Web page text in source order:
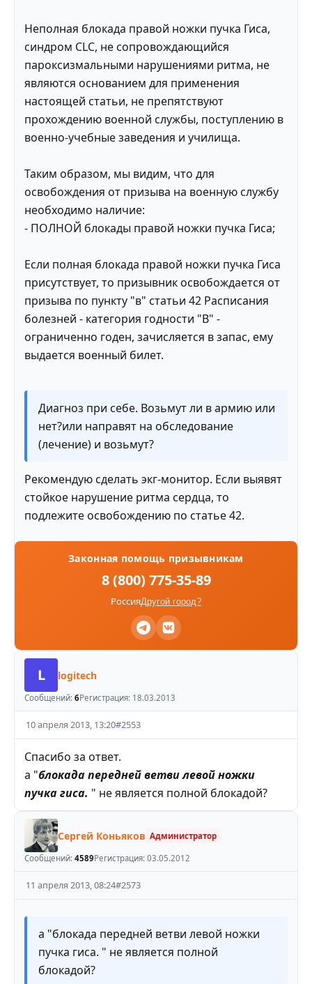
Неполная блокада правой ножки пучка Гиса,
синдром CLC, не сопровождающийся
пароксизмальными нарушениями ритма, не
являются основанием для применения
настоящей статьи, не препятствуют
прохождению военной службы, поступлению в
военно-учебные заведения и училища.
Таким образом, мы видим, что для
освобождения от призыва на военную службу
необходимо наличие:
- ПОЛНОЙ блокады правой ножки пучка Гиса;
Если полная блокада правой ножки пучка Гиса
присутствует, то призывник освобождается от
призыва по пункту "в" статьи 42 Расписания
болезней - категория годности "В" -
ограниченно годен, зачисляется в запас, ему
выдается военный билет.
Диагноз при себе. Возьмут ли в армию или
нет?или направят на обследование
(лечение) и возьмут?
Рекомендую сделать экг-монитор. Если выявят
стойкое нарушение ритма сердца, то
подлежите освобождению по статье 42.
Законная помощь призывникам
8 (800) 775-35-89
РоссияДругой город?
L logitech
Сообщений: 6Регистрация: 18.03.2013
10 апреля 2013, 13:20#2553
Спасибо за ответ.
а "блокада передней ветви левой ножки
пучка гиса. " не является полной блокадой?
Сергей Коньяков Администратор
Сообщений: 4589Регистрация: 03.05.2012
11 апреля 2013, 08:24#2573
а "блокада передней ветви левой ножки
пучка гиса. " не является полной
блокадой?